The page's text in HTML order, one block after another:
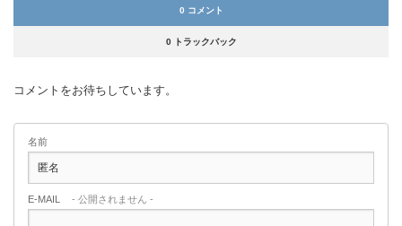
0 コメント
0 トラックバック
コメントをお待ちしています。
名前
E-MAIL - 公開されません -